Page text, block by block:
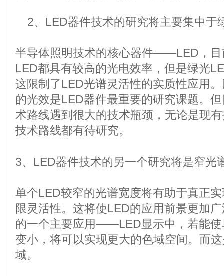
2、LED器件技术的研究将主要集中于
半导体照明技术的核心器件——LED，目
LED都具有较高的光电效率，但是绿光
这限制了LED光谱灵活性的实质性应用
的光效是LED器件最重要的研究课题。
术路线遇到很大的技术瓶颈，无论是现
技术路线都有待研究。
3、LED器件技术的另一个研究将是窄光
单个LED较窄的光谱宽度将有助于真正
限灵活性。这将使LED的应用前景更加
的一个主要应用——LED显示中，若能使
变小，将可以实现更大的色域空间。而
域。